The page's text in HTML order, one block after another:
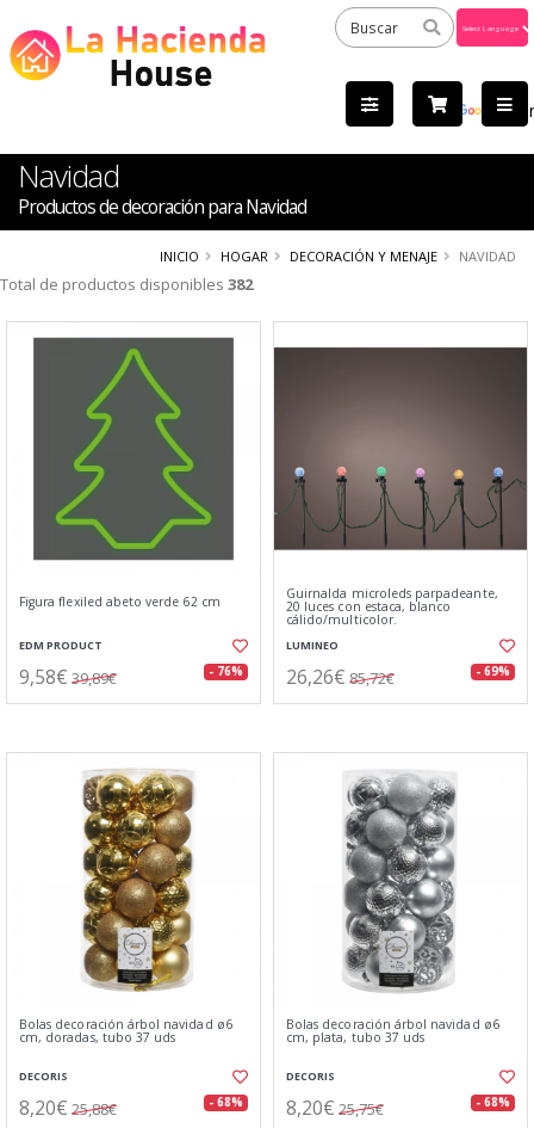
by
Navidad
Productos de decoración para Navidad
INICIO HOGAR DECORACIÓN Y MENAJE NAVIDAD
Total de productos disponibles 382
Figura flexiled abeto verde 62 cm
EDM PRODUCT
9,58€ 39,89€ - 76%
Guirnalda microleds parpadeante,
20 luces con estaca, blanco
cálido/multicolor.
LUMINEO
26,26€ 85,72€ - 69%
Bolas decoración árbol navidad ø6
cm, doradas, tubo 37 uds
DECORIS
8,20€ 25,88€ - 68%
Bolas decoración árbol navidad ø6
cm, plata, tubo 37 uds
DECORIS
8,20€ 25,75€ - 68%